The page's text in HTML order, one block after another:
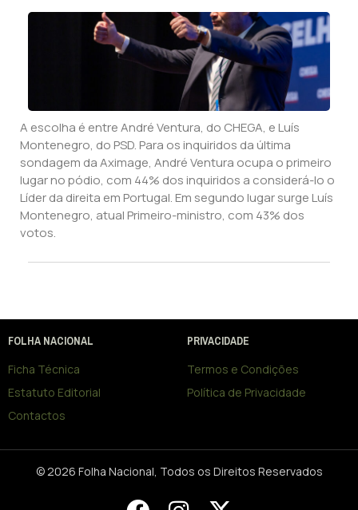
A escolha é entre André Ventura, do CHEGA, e Luís
Montenegro, do PSD. Para os inquiridos da última
sondagem da Aximage, André Ventura ocupa o primeiro
lugar no pódio, com 44% dos inquiridos a considerá-lo o
Líder da direita em Portugal. Em segundo lugar surge Luís
Montenegro, atual Primeiro-ministro, com 43% dos
votos.
FOLHA NACIONAL
Ficha Técnica
Estatuto Editorial
Contactos
PRIVACIDADE
Termos e Condições
Política de Privacidade
© 2026 Folha Nacional, Todos os Direitos Reservados